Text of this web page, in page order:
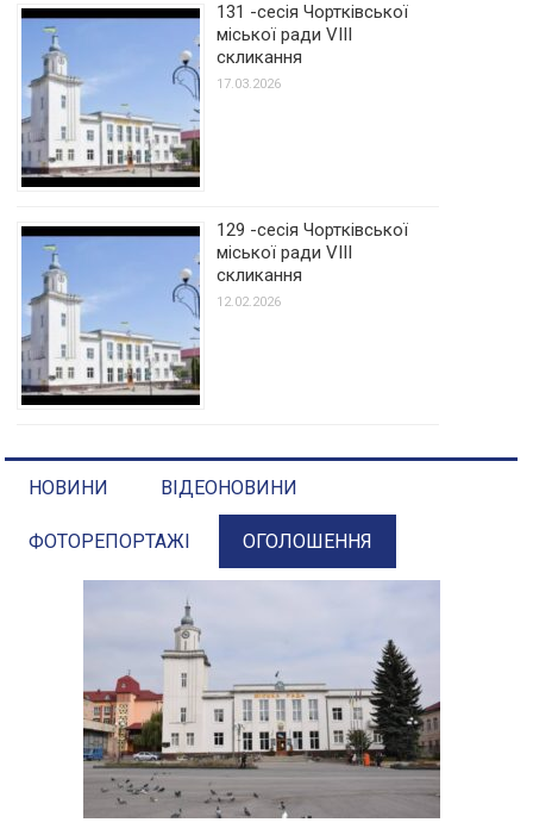
131 -сесія Чортківської
міської ради VIII
скликання
17.03.2026
129 -сесія Чортківської
міської ради VIII
скликання
12.02.2026
НОВИНИ ВІДЕОНОВИНИ
ФОТОРЕПОРТАЖІ ОГОЛОШЕННЯ